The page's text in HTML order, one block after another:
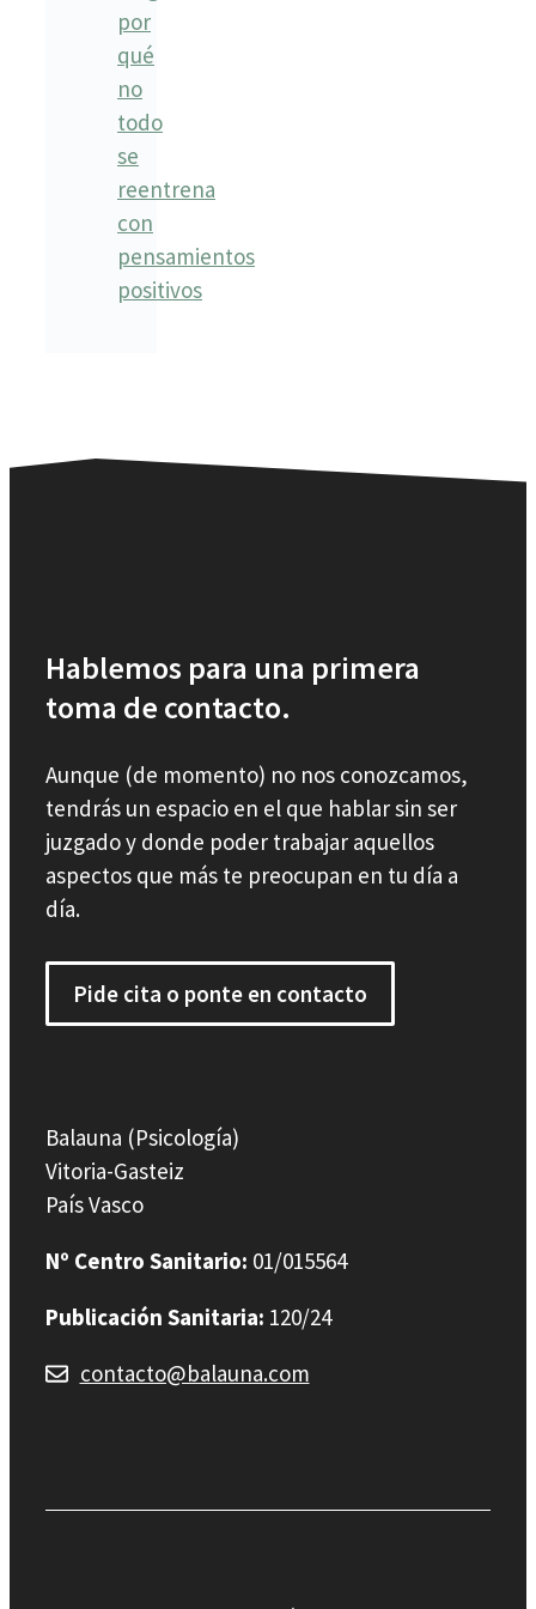
por
qué
no
todo
se
reentrena
con
pensamientos
positivos
Hablemos para una primera
toma de contacto.
Aunque (de momento) no nos conozcamos,
tendrás un espacio en el que hablar sin ser
juzgado y donde poder trabajar aquellos
aspectos que más te preocupan en tu día a
día.
Pide cita o ponte en contacto
Balauna (Psicología)
Vitoria-Gasteiz
País Vasco
Nº Centro Sanitario: 01/015564
Publicación Sanitaria: 120/24
contacto@balauna.com